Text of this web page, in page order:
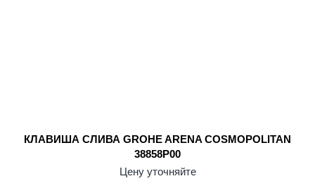
КЛАВИША СЛИВА GROHE ARENA COSMOPOLITAN
38858P00
Цену уточняйте